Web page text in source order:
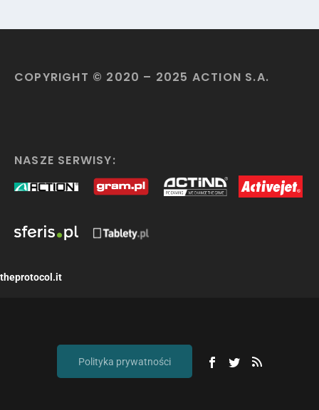
COPYRIGHT © 2020 – 2025 ACTION S.A.
NASZE SERWISY:
theprotocol.it
Polityka prywatności